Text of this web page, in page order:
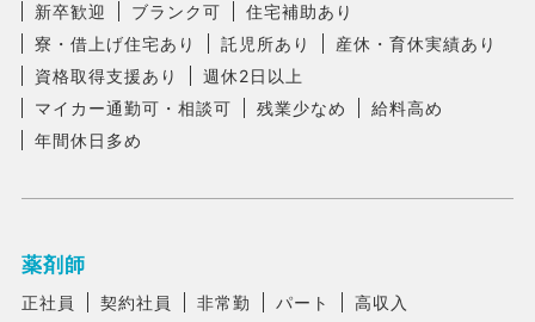
新卒歓迎
ブランク可
住宅補助あり
寮・借上げ住宅あり
託児所あり
産休・育休実績あり
資格取得支援あり
週休2日以上
マイカー通勤可・相談可
残業少なめ
給料高め
年間休日多め
薬剤師
正社員 契約社員 非常勤 パート 高収入